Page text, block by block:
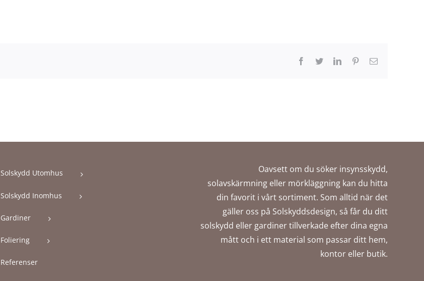
Facebook
TwitterLinkedInPinterest
E-
Solskydd Utomhus
Solskydd Inomhus
Gardiner
Foliering
Referenser
Oavsett om du söker insynsskydd,
solavskärmning eller mörkläggning kan du hitta
din favorit i vårt sortiment. Som alltid när det
gäller oss på Solskyddsdesign, så får du ditt
solskydd eller gardiner tillverkade efter dina egna
mått och i ett material som passar ditt hem,
kontor eller butik.